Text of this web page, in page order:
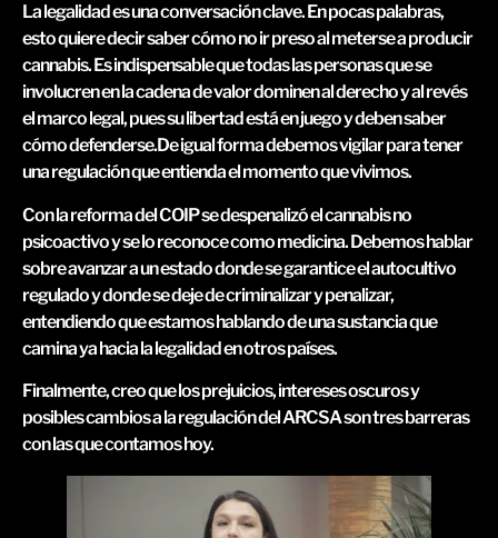
La legalidad es una conversación clave. En pocas palabras,
esto quiere decir saber cómo no ir preso al meterse a producir
cannabis. Es indispensable que todas las personas que se
involucren en la cadena de valor dominen al derecho y al revés
el marco legal, pues su libertad está en juego y deben saber
cómo defenderse.De igual forma debemos vigilar para tener
una regulación que entienda el momento que vivimos.
Con la reforma del COIP se despenalizó el cannabis no
psicoactivo y se lo reconoce como medicina. Debemos hablar
sobre avanzar a un estado donde se garantice el autocultivo
regulado y donde se deje de criminalizar y penalizar,
entendiendo que estamos hablando de una sustancia que
camina ya hacia la legalidad en otros países.
Finalmente, creo que los prejuicios, intereses oscuros y
posibles cambios a la regulación del ARCSA son tres barreras
con las que contamos hoy.